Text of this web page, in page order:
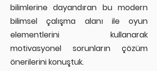
bilimlerine dayandıran bu modern
bilimsel çalışma alanı ile oyun
elementlerini kullanarak
motivasyonel sorunların çözüm
önerilerini konuştuk.